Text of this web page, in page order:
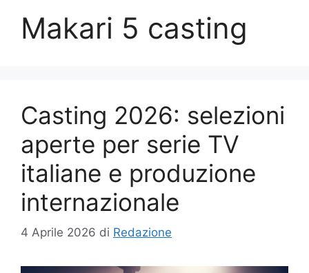
Makari 5 casting
Casting 2026: selezioni
aperte per serie TV
italiane e produzione
internazionale
4 Aprile 2026 di Redazione